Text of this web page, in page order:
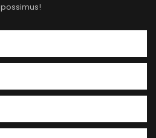
possimus!